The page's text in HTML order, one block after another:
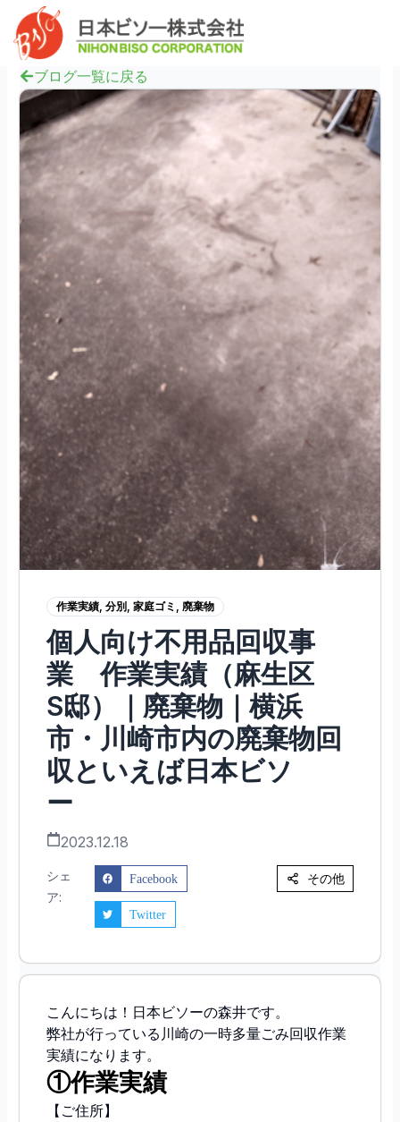
ブログ一覧に戻る
作業実績, 分別, 家庭ゴミ 廃棄物
個人向け不用品回収事
業 作業実績（麻生区
S邸）｜廃棄物｜横浜
市・川崎市内の廃棄物回
収といえば日本ビソ
ー
2023.12.18
シェ
ア:
Facebook
Twitter
その他
こんにちは！日本ビソーの森井です。
弊社が行っている川崎の一時多量ごみ回収作業
実績になります。
①作業実績
【ご住所】